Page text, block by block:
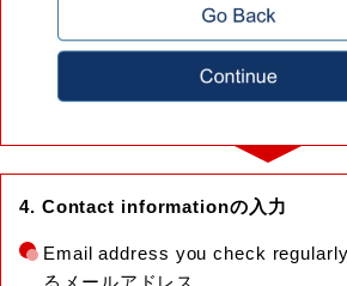
4. Contact informationの入力
Email address you check
るメールアドレス